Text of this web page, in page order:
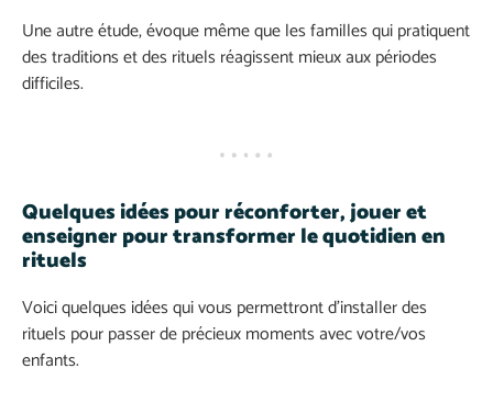
Une autre étude, évoque même que les familles qui pratiquent
des traditions et des rituels réagissent mieux aux périodes
difficiles.
Quelques idées pour réconforter, jouer et
enseigner pour transformer le quotidien en
rituels
Voici quelques idées qui vous permettront d’installer des
rituels pour passer de précieux moments avec votre/vos
enfants.